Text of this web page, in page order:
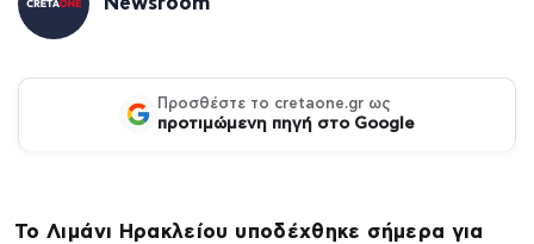
Προσθέστε το cretaone.gr ως
προτιμώμενη πηγή στο Google
Το Λιμάνι Ηρακλείου υποδέχθηκε σήμερα για